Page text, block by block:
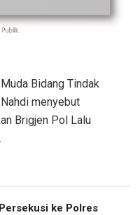
Bidang Tindak
menyebut
Brigjen Pol Lalu
ke Polres